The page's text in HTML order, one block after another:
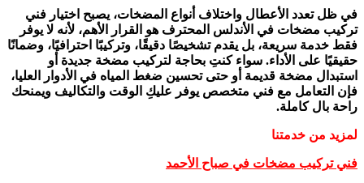
في ظل تعدد الأعطال واختلاف أنواع المضخات، يصبح اختيار فني
تركيب مضخات في الأندلس المحترف هو القرار الأهم، لأنه لا يوفر
فقط خدمة سريعة، بل يقدم تشخيصًا دقيقًا، وتركيبًا احترافيًا، وضمانًا
حقيقيًا على الأداء. سواء كنتِ بحاجة لتركيب مضخة جديدة أو
استبدال مضخة قديمة أو حتى تحسين ضغط المياه في الأدوار العليا،
فإن التعامل مع فني متخصص يوفر عليكِ الوقت والتكاليف ويمنحك
راحة بال كاملة.
لمزيد من خدمتنا
فني تركيب مضخات في صباح الأحمد